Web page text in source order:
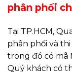
phân phối
Tại TP.HCM,
phân phối và
trong đó có mã
Quý khách có